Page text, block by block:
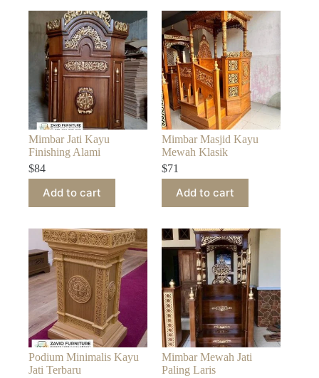
Mimbar Jati Kayu
Finishing Alami
$84
Add to cart
Mimbar Masjid Kayu
Mewah Klasik
$71
Add to cart
Podium Minimalis Kayu
Jati Terbaru
Mimbar Mewah Jati
Paling Laris